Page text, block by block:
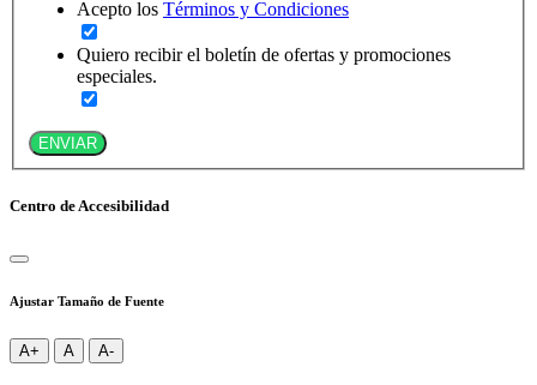
Acepto los Términos y Condiciones
Quiero recibir el boletín de ofertas y promociones
especiales.
ENVIAR
Centro de Accesibilidad
Ajustar Tamaño de Fuente
A+ A A-